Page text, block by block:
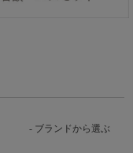
ブランドから選ぶ